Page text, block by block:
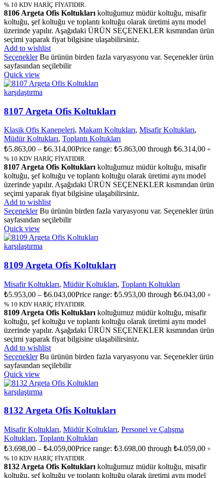
% 10 KDV HARİÇ FİYATIDIR.
8106 Argeta Ofis Koltukları koltuğumuz müdür koltuğu, misafir
koltuğu, şef koltuğu ve toplantı koltuğu olarak üretimi aynı model
üzerinde yapılır. Aşağıdaki ÜRÜN SEÇENEKLER kısmından ürün
seçimi yaparak fiyat bilgisine ulaşabilirsiniz.
Add to wishlist
Seçenekler Bu ürünün birden fazla varyasyonu var. Seçenekler ürün
sayfasından seçilebilir
Quick view
karşılaştırma
8107 Argeta Ofis Koltukları
Klasik Ofis Kanepeleri, Makam Koltukları, Misafir Koltukları,
Müdür Koltukları, Toplantı Koltukları
₺5.863,00 – ₺6.314,00Price range: ₺5.863,00 through ₺6.314,00 +
% 10 KDV HARİÇ FİYATIDIR.
8107 Argeta Ofis Koltukları koltuğumuz müdür koltuğu, misafir
koltuğu, şef koltuğu ve toplantı koltuğu olarak üretimi aynı model
üzerinde yapılır. Aşağıdaki ÜRÜN SEÇENEKLER kısmından ürün
seçimi yaparak fiyat bilgisine ulaşabilirsiniz.
Add to wishlist
Seçenekler Bu ürünün birden fazla varyasyonu var. Seçenekler ürün
sayfasından seçilebilir
Quick view
karşılaştırma
8109 Argeta Ofis Koltukları
Misafir Koltukları, Müdür Koltukları, Toplantı Koltukları
₺5.953,00 – ₺6.043,00Price range: ₺5.953,00 through ₺6.043,00 +
% 10 KDV HARİÇ FİYATIDIR.
8109 Argeta Ofis Koltukları koltuğumuz müdür koltuğu, misafir
koltuğu, şef koltuğu ve toplantı koltuğu olarak üretimi aynı model
üzerinde yapılır. Aşağıdaki ÜRÜN SEÇENEKLER kısmından ürün
seçimi yaparak fiyat bilgisine ulaşabilirsiniz.
Add to wishlist
Seçenekler Bu ürünün birden fazla varyasyonu var. Seçenekler ürün
sayfasından seçilebilir
Quick view
karşılaştırma
8132 Argeta Ofis Koltukları
Misafir Koltukları, Müdür Koltukları, Personel ve Çalışma
Koltukları, Toplantı Koltukları
₺3.698,00 – ₺4.059,00Price range: ₺3.698,00 through ₺4.059,00 +
% 10 KDV HARİÇ FİYATIDIR.
8132 Argeta Ofis Koltukları koltuğumuz müdür koltuğu, misafir
koltuğu, şef koltuğu ve toplantı koltuğu olarak üretimi aynı model